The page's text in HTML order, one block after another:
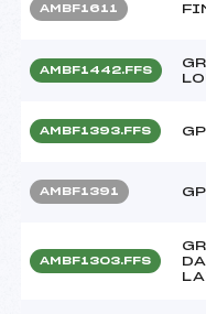
AMBF1611
AMBF1442.FFS
AMBF1393.FFS
AMBF1391
AMBF1303.FFS